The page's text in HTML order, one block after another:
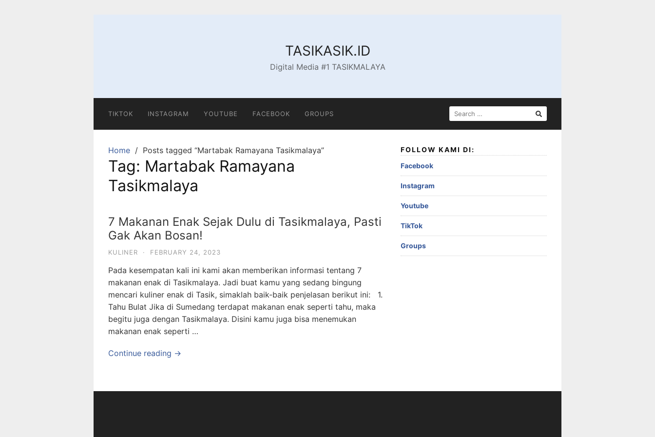
TASIKASIK.ID
Digital Media #1 TASIKMALAYA
TIKTOK INSTAGRAM YOUTUBE FACEBOOK GROUPS
SEARCH
FOR:
Home Posts tagged “Martabak Ramayana Tasikmalaya”
Tag: Martabak Ramayana
Tasikmalaya
7 Makanan Enak Sejak Dulu di Tasikmalaya, Pasti
Gak Akan Bosan!
KULINER · FEBRUARY 24, 2023
Pada kesempatan kali ini kami akan memberikan informasi tentang 7
makanan enak di Tasikmalaya. Jadi buat kamu yang sedang bingung
mencari kuliner enak di Tasik, simaklah baik-baik penjelasan berikut ini: 1.
Tahu Bulat Jika di Sumedang terdapat makanan enak seperti tahu, maka
begitu juga dengan Tasikmalaya. Disini kamu juga bisa menemukan
makanan enak seperti …
Continue reading →
FOLLOW KAMI DI:
Facebook
Instagram
Youtube
TikTok
Groups